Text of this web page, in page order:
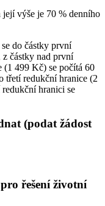
její výše je 70 % denního
do částky první
částky nad první
(1 499 Kč) se počítá 60
třetí redukční hranice (2
hranici se
(podat žádost
řešení životní